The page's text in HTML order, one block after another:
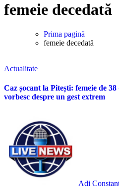
femeie decedată
Prima pagină
femeie decedată
Actualitate
Caz șocant la Pitești: femeie de
vorbesc despre un gest extrem
Adi